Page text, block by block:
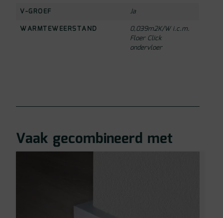
V-GROEF
Ja
WARMTEWEERSTAND
0,039m2K/W i.c.m.
Floer Click
ondervloer
Vaak gecombineerd met